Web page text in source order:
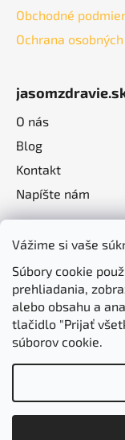
Vážime si vaše
Súbory cookie
prehliadania,
alebo obsahu a
tlačidlo "Prijať
súborov cookie.
Obchodné
Ochrana
O nás
Blog
Kontakt
Napíšte nám